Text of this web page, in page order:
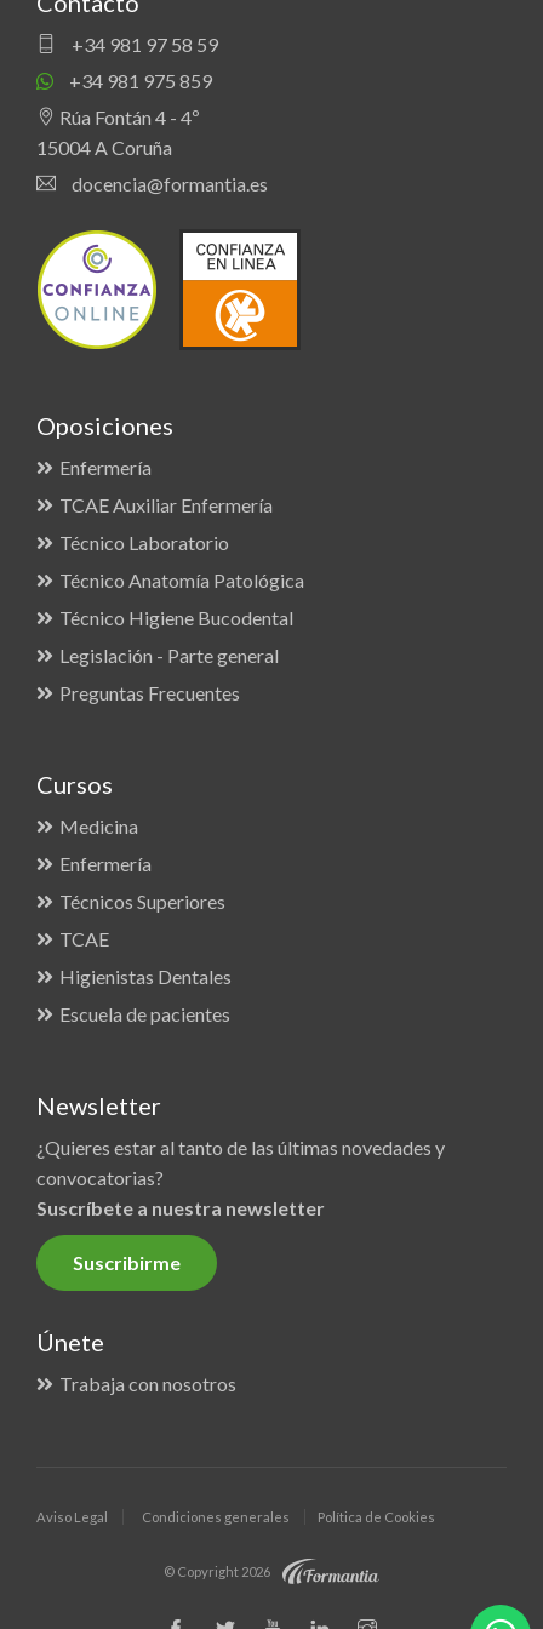
+34 981 97 58 59
+34 981 975 859
Rúa Fontán 4 - 4º
15004 A Coruña
docencia@formantia.es
Oposiciones
Enfermería
TCAE Auxiliar Enfermería
Técnico Laboratorio
Técnico Anatomía Patológica
Técnico Higiene Bucodental
Legislación - Parte general
Preguntas Frecuentes
Cursos
Medicina
Enfermería
Técnicos Superiores
TCAE
Higienistas Dentales
Escuela de pacientes
Newsletter
¿Quieres estar al tanto de las últimas novedades y
convocatorias?
Suscríbete a nuestra newsletter
Suscribirme
Únete
Trabaja con nosotros
Aviso Legal Condiciones generales Política de Cookies
© Copyright 2026